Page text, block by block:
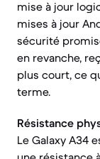
mise à jour
mises à jour
sécurité
en revanche,
plus court, ce
terme.
Résistance
Le Galaxy A34